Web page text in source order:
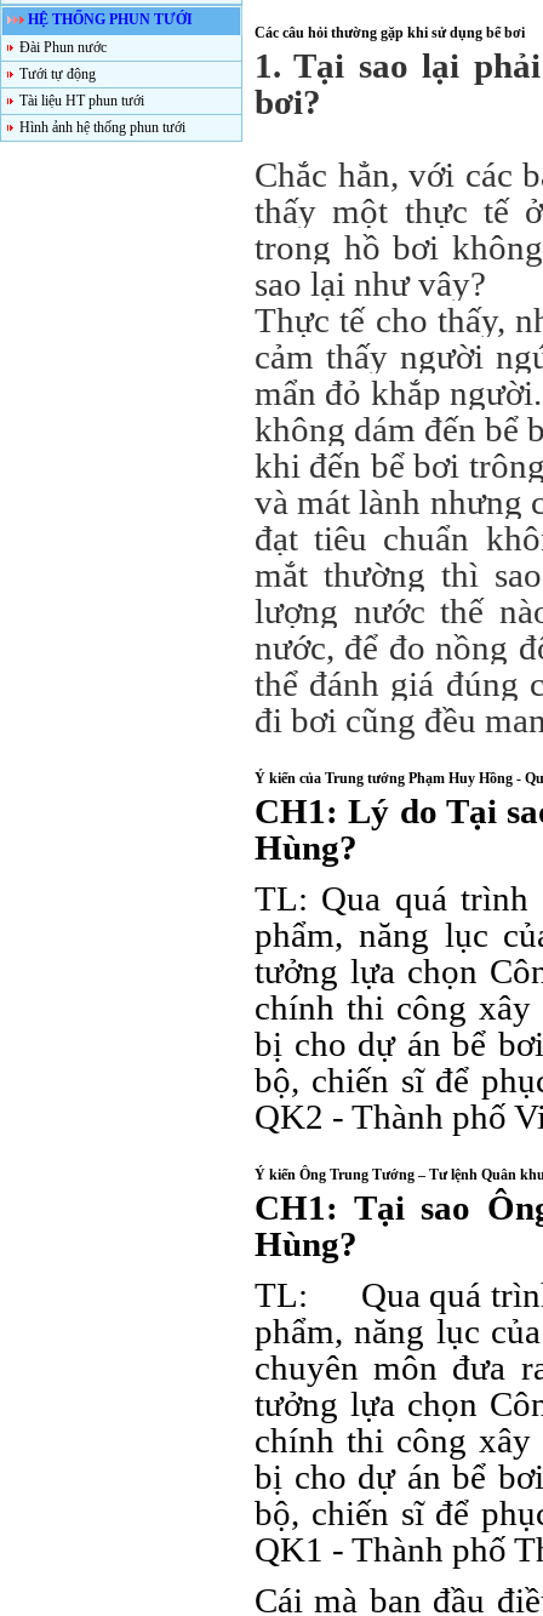
HỆ THỐNG PHUN TƯỚI
Đài Phun nước
Tưới tự động
Tài liệu HT phun tưới
Hình ảnh hệ thống phun tưới
Các câu hỏi thường gặp khi sử dụng bể bơi
1. Tại sao lại
bơi?
Chắc hẳn, với các
thấy một thực tế
trong hồ bơi
sao lại như vây?
Thực tế cho thấy,
cảm thấy người
mẩn đỏ khắp
không dám đến bể
khi đến bể bơi
và mát lành nhưng
đạt tiêu chuẩn
mắt thường thì
lượng nước thế
nước, để đo nồng
thể đánh giá đúng
đi bơi cũng đều
Ý kiến của Trung tướng Phạm Huy Hồng -
CH1: Lý do Tại
Hùng?
TL: Qua quá trình
phẩm, năng lục
tưởng lựa chọn
chính thi công xây
bị cho dự án bể
bộ, chiến sĩ để
QK2 - Thành phố
Ý kiến Ông Trung Tướng – Tư lệnh Quân
CH1: Tại sao
Hùng?
TL: Qua quá trình
phẩm, năng lục
chuyên môn đưa
tưởng lựa chọn
chính thi công xây
bị cho dự án bể
bộ, chiến sĩ để
QK1 - Thành phố
Cái mà ban đầu